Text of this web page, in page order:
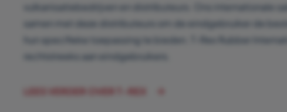
vulkanisatiebedrijven en distributeurs. Ons internationale
samen met deze distributeurs om de eindgebruiker de
hun specifieke toepassing te bieden. T-Rex Rubber
rechtstreeks aan eindgebruikers.
LEES VERDER OVER T-REX